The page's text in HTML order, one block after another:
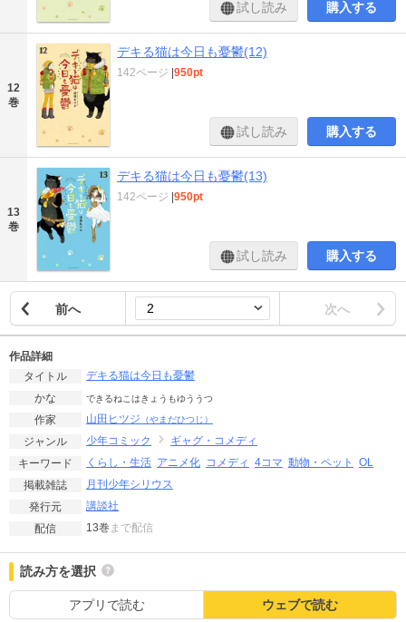
試し読み 購入する
12
巻
デキる猫は今日も憂鬱(12)
142ページ |950pt
試し読み 購入する
13
巻
デキる猫は今日も憂鬱(13)
142ページ |950pt
試し読み 購入する
前へ 次へ
作品詳細
タイトル
デキる猫は今日も憂鬱
かな
できるねこはきょうもゆううつ
作家 山田ヒツジ （やまだひつじ）
ジャンル 少年コミック
ギャグ・コメディ
キーワード
くらし・生活 アニメ化 コメディ 4コマ 動物・ペット
OL
掲載雑誌
月刊少年シリウス
発行元
講談社
配信
13巻 まで配信
読み方を選択
アプリで読む ウェブで読む